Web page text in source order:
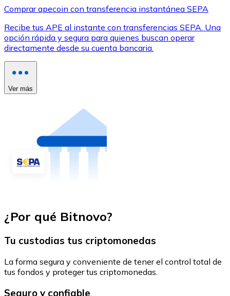
Comprar apecoin con transferencia instantánea SEPA
Recibe tus APE al instante con transferencias SEPA. Una
opción rápida y segura para quienes buscan operar
directamente desde su cuenta bancaria.
Ver más
¿Por qué Bitnovo?
Tu custodias tus criptomonedas
La forma segura y conveniente de tener el control total de
tus fondos y proteger tus criptomonedas.
Seguro y confiable